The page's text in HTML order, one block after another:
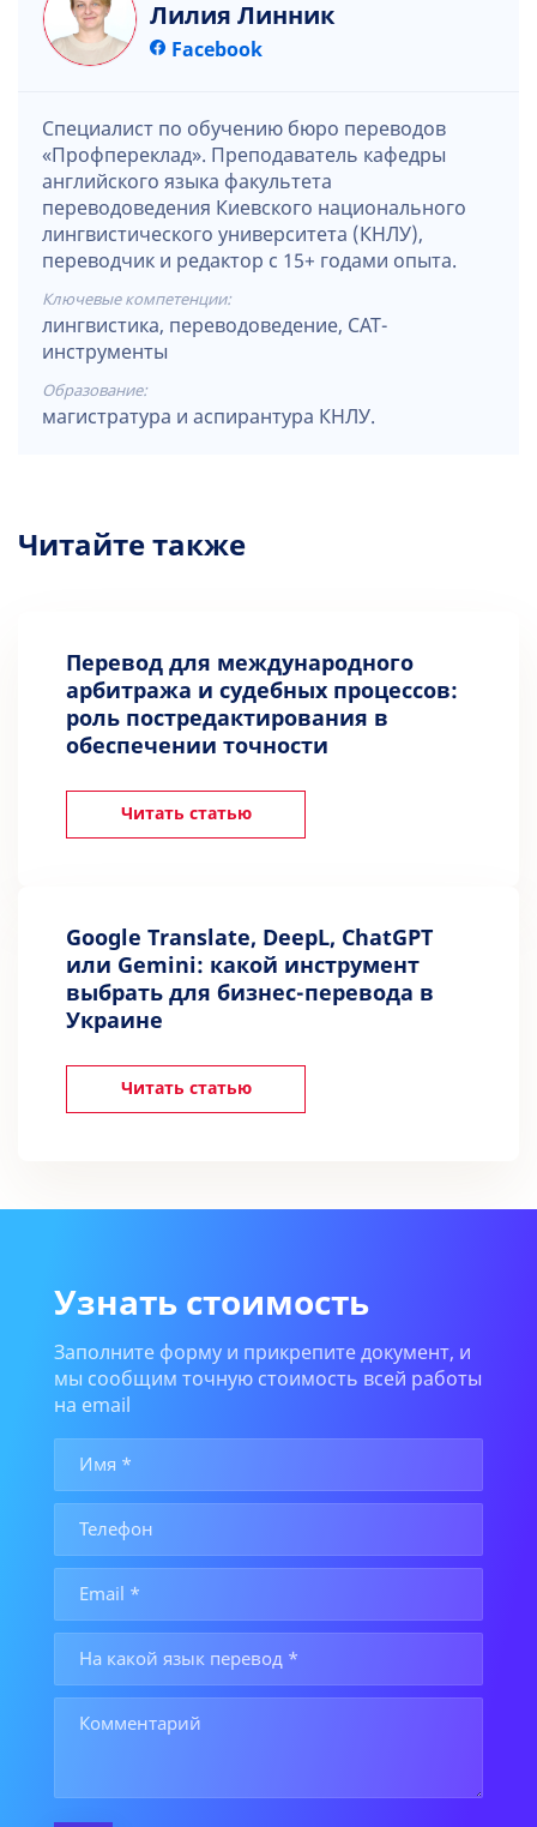
Лилия Линник
Facebook
Специалист по обучению бюро переводов
«Профпереклад». Преподаватель кафедры
английского языка факультета
переводоведения Киевского национального
лингвистического университета (КНЛУ),
переводчик и редактор с 15+ годами опыта.
Ключевые компетенции:
лингвистика, переводоведение, CAT-
инструменты
Образование:
магистратура и аспирантура КНЛУ.
Читайте также
Перевод для международного
арбитража и судебных процессов:
роль постредактирования в
обеспечении точности
Читать статью
Google Translate, DeepL, ChatGPT
или Gemini: какой инструмент
выбрать для бизнес-перевода в
Украине
Читать статью
Узнать стоимость
Заполните форму и прикрепите документ, и
мы сообщим точную стоимость всей работы
на email